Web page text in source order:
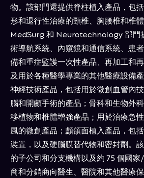
物。該部門還提供脊柱植入產品，包
形和退行性治療的頸椎、胸腰椎和椎體
MedSurg 和 Neurotechnology 部門
術導航系統、內窺鏡和通信系統、患
備和重症監護一次性產品、再加工和
及用於各種醫學專業的其他醫療設備
神經技術產品，包括用於微創血管內
腦和開顱手術的產品；骨科和生物外
移植物和椎體增強產品；用於治療急
風的微創產品；顱頜面植入產品，包
裝置，以及硬腦膜替代物和密封劑。
的子公司和分支機構以及約 75 個國
商和分銷商向醫生、醫院和其他醫療